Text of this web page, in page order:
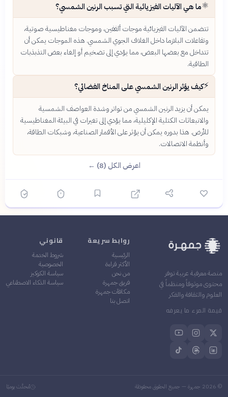
⚛️ما هي الآليات الفيزيائية التي تسبب الرنين الشمسي؟
تتضمن الآليات الفيزيائية موجات ألففين، وموجات مغناطيسية صوتية،
وتفاعلات البلازما داخل الغلاف الجوي الشمسي. هذه الموجات يمكن أن
تتداخل مع بعضها البعض، مما يؤدي إلى تضخيم أو إلغاء بعض التذبذبات
الطاقية.
⚡كيف يؤثر الرنين الشمسي على المناخ الفضائي؟
يمكن أن يزيد الرنين الشمسي من تواتر وشدة العواصف الشمسية
والانبعاثات الكتلية الإكليلية، مما يؤدي إلى تغيرات في البيئة المغناطيسية
للأرض. هذا بدوره يمكن أن يؤثر على الأقمار الصناعية، وشبكات الطاقة،
وأنظمة الاتصالات.
اعرض الكل (8) ←
منصة معرفية عربية توفر
محتوى موثوقاً ومنظماً في
العلوم والثقافة والفكر
قيمة المرء ما يعرفه
روابط سريعة
الرئيسية
الأكثر قراءة
من نحن
فريق جمهرة
مكافآت جمهرة
اتصل بنا
قانوني
شروط الخدمة
الخصوصية
سياسة الكوكيز
سياسة الذكاء الاصطناعي
©
2026 جمهرة — جميع الحقوق محفوظة مُحدَّث يوميًا